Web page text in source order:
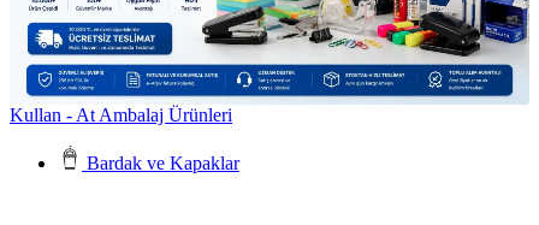
Kullan - At Ambalaj Ürünleri
Bardak ve Kapaklar